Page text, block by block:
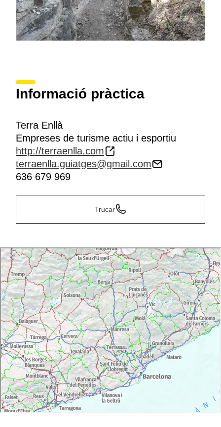
Informació pràctica
Terra Enllà
Empreses de turisme actiu i esportiu
http://terraenlla.com
terraenlla.guiatges@gmail.com
636 679 969
Trucar